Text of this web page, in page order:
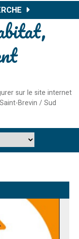
sur le site internet
Brevin / Sud